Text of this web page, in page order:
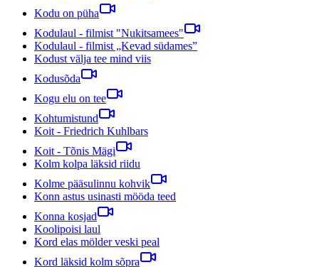
Kodu on püha
Kodulaul - filmist "Nukitsamees"
Kodulaul - filmist „Kevad südames”
Kodust välja tee mind viis
Kodusõda
Kogu elu on tee
Kohtumistund
Koit - Friedrich Kuhlbars
Koit - Tõnis Mägi
Kolm kolpa läksid riidu
Kolme pääsulinnu kohvik
Konn astus usinasti mööda teed
Konna kosjad
Koolipoisi laul
Kord elas mölder veski peal
Kord läksid kolm sõpra